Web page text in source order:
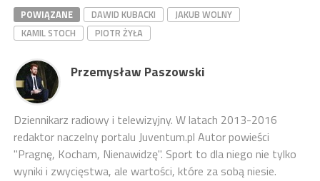
POWIĄZANE DAWID KUBACKI
JAKUB WOLNY
KAMIL STOCH
PIOTR ŻYŁA
Przemysław Paszowski
Dziennikarz radiowy i telewizyjny. W latach 2013-2016
redaktor naczelny portalu Juventum.pl Autor powieści
"Pragnę, Kocham, Nienawidzę". Sport to dla niego nie tylko
wyniki i zwycięstwa, ale wartości, które za sobą niesie.